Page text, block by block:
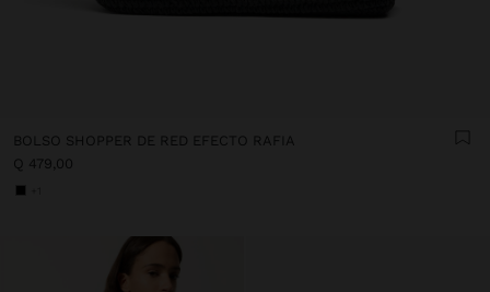
BOLSO SHOPPER DE RED EFECTO RAFIA
Q 479,00